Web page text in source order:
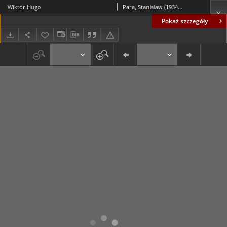
Pokaż szczegóły
Wiktor Hugo Para, Stanisław (1934-2010)